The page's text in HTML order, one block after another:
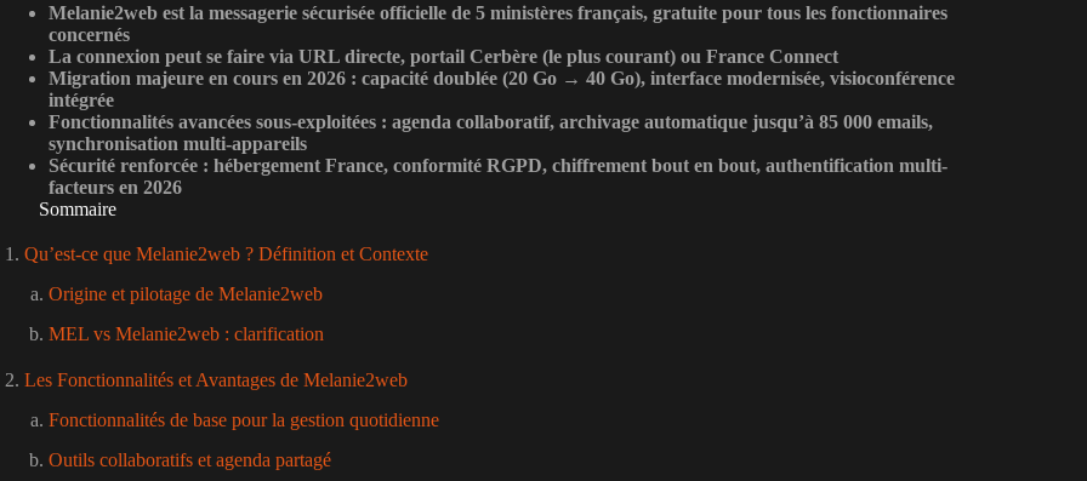
Melanie2web est la messagerie sécurisée officielle de 5 ministères français, gratuite pour tous les fonctionnaires
concernés
La connexion peut se faire via URL directe, portail Cerbère (le plus courant) ou France Connect
Migration majeure en cours en 2026 : capacité doublée (20 Go → 40 Go), interface modernisée, visioconférence
intégrée
Fonctionnalités avancées sous-exploitées : agenda collaboratif, archivage automatique jusqu’à 85 000 emails,
synchronisation multi-appareils
Sécurité renforcée : hébergement France, conformité RGPD, chiffrement bout en bout, authentification multi-
facteurs en 2026
Sommaire
Qu’est-ce que Melanie2web ? Définition et Contexte
Origine et pilotage de Melanie2web
MEL vs Melanie2web : clarification
Les Fonctionnalités et Avantages de Melanie2web
Fonctionnalités de base pour la gestion quotidienne
Outils collaboratifs et agenda partagé